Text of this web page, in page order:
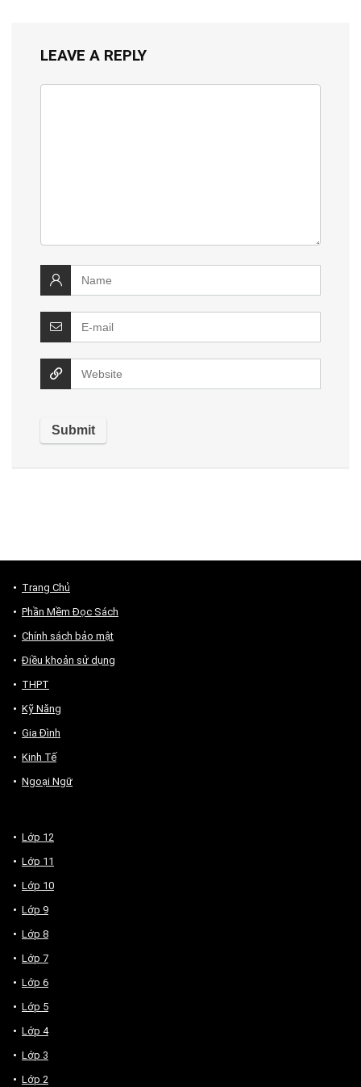
LEAVE A REPLY
Trang Chủ
Phần Mềm Đọc Sách
Chính sách bảo mật
Điều khoản sử dụng
THPT
Kỹ Năng
Gia Đình
Kinh Tế
Ngoại Ngữ
Lớp 12
Lớp 11
Lớp 10
Lớp 9
Lớp 8
Lớp 7
Lớp 6
Lớp 5
Lớp 4
Lớp 3
Lớp 2